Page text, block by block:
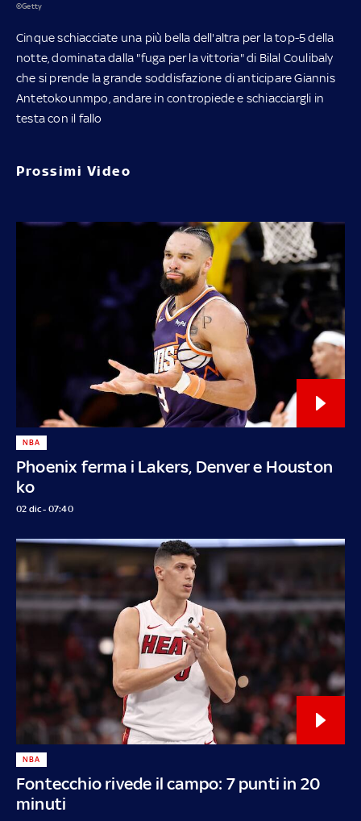
©Getty
Cinque schiacciate una più bella dell'altra per la top-5 della
notte, dominata dalla "fuga per la vittoria" di Bilal Coulibaly
che si prende la grande soddisfazione di anticipare Giannis
Antetokounmpo, andare in contropiede e schiacciargli in
testa con il fallo
Prossimi Video
Phoenix ferma i Lakers, Denver e Houston
ko
NBA
02 dic - 07:40
Fontecchio rivede il campo: 7 punti in 20
minuti
NBA